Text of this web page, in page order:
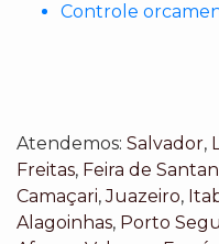
Controle
Atendemos: Salvador,
Freitas, Feira de
Camaçari,Juazeiro,
Alagoinhas, Porto